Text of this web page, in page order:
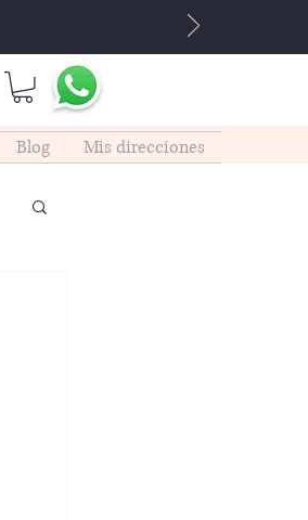
Blog Mis direcciones